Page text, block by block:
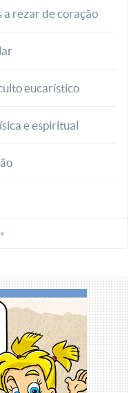
a rezar de coração
eucarístico
e espiritual
»